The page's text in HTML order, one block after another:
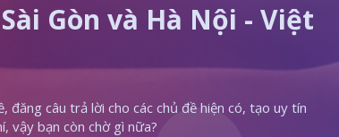
Gòn và Hà Nội - Việt
đăng câu trả lời cho các chủ đề hiện có, tạo uy tín
vậy bạn còn chờ gì nữa?